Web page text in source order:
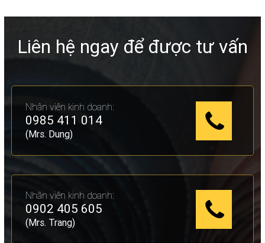
Liên hệ ngay để được tư vấn
Nhân viên kinh doanh:
0985 411 014
(Mrs. Dung)
Nhân viên kinh doanh:
0902 405 605
(Mrs. Trang)